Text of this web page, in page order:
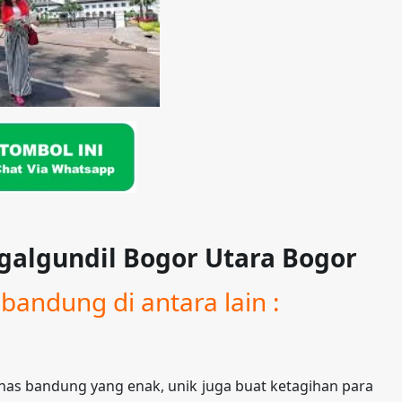
Bogor Utara Bogor
di antara lain :
bandung yang enak, unik juga buat ketagihan para